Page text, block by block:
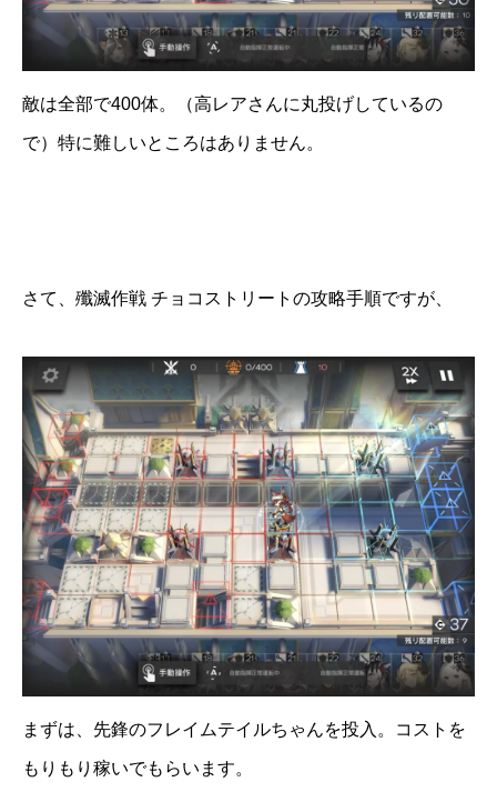
敵は全部で400体。（高レアさんに丸投げしているの
で）特に難しいところはありません。
さて、殲滅作戦 チョコストリートの攻略手順ですが、
まずは、先鋒のフレイムテイルちゃんを投入。コストを
もりもり稼いでもらいます。